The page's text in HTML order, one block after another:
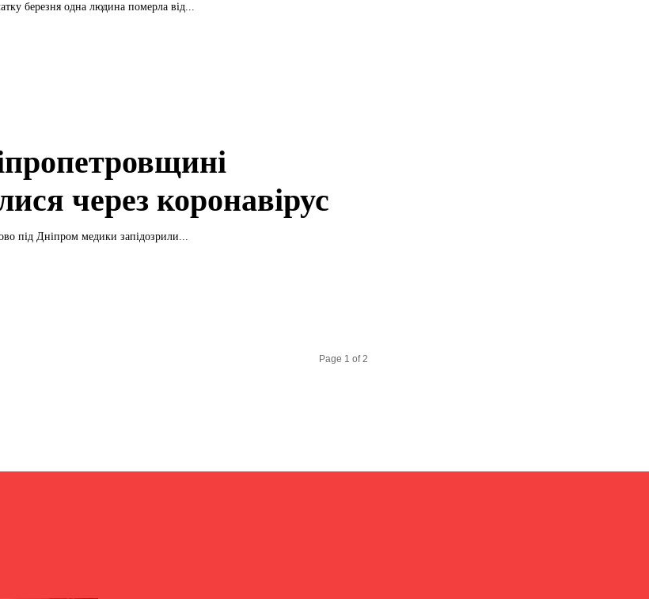
березня одна людина померла від...
через коронавірус
під Дніпром медики запідозрили...
Page 1 of 2